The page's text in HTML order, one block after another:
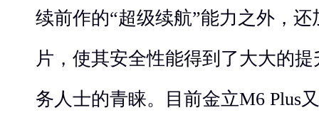
续前作的“超级续航”能力之外，
片，使其安全性能得到了大大的
务人士的青睐。目前金立M6 Plus